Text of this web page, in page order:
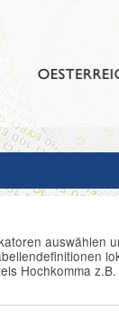
auswählen
Hochkomma z.B.